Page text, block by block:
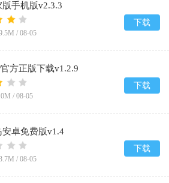
手机版v2.3.3
/ 08-05
下载
方正版下载v1.2.9
/ 08-05
下载
安卓免费版v1.4
/ 08-05
下载